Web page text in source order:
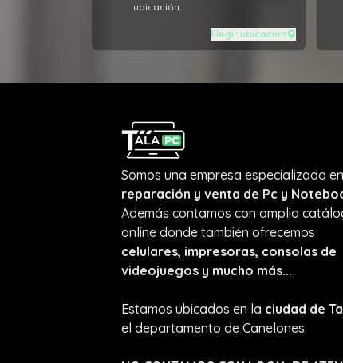
ubicación.
Elegir ubicación
Somos una empresa especializada
reparación y venta de Pc y
Además contamos con amplio
online donde también ofrecemos
celulares, impresoras, consolas de
videojuegos y mucho más...
Estamos ubicados en la ciudad de
el departamento de Canelones.